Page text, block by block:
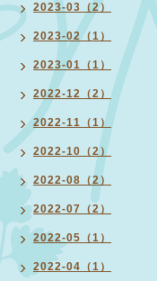
2023-03（2）
2023-02（1）
2023-01（1）
2022-12（2）
2022-11（1）
2022-10（2）
2022-08（2）
2022-07（2）
2022-05（1）
2022-04（1）